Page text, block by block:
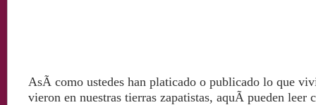
AsÃ­ como ustedes han platicado o publicado lo que
vieron en nuestras tierras zapatistas, aquÃ­ pueden leer